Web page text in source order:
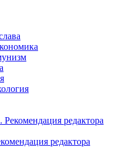
редактора
редактора